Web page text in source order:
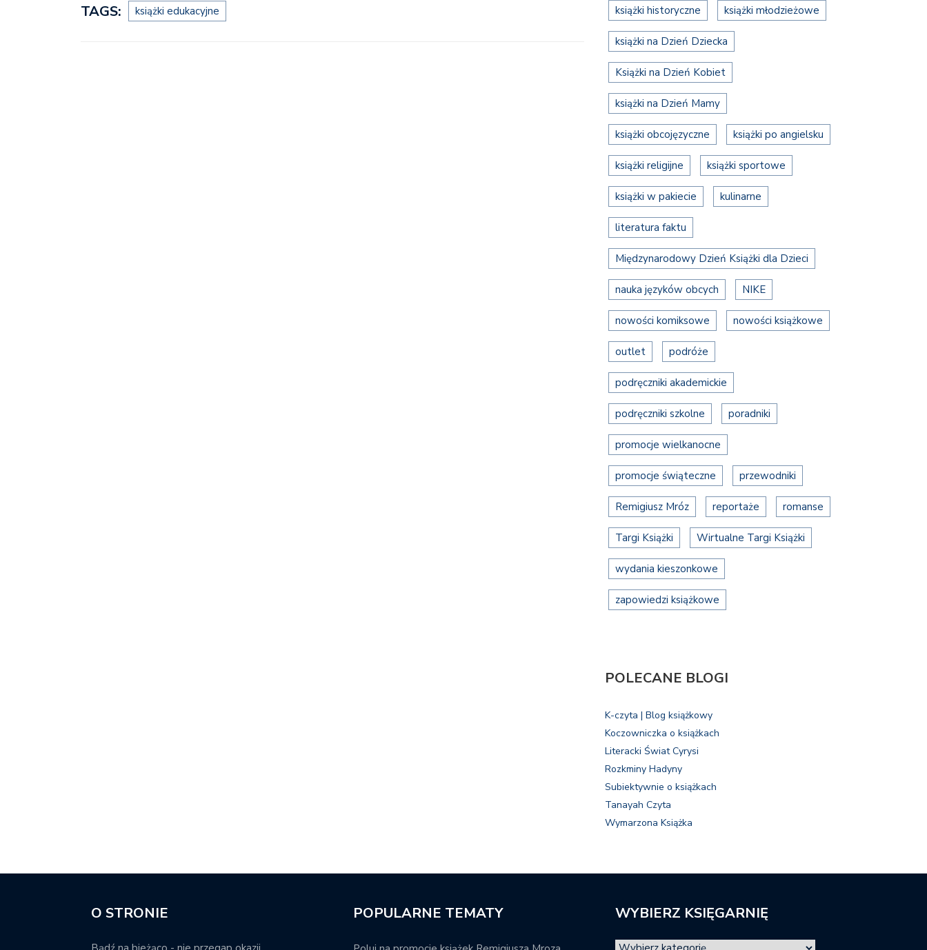
TAGS: książki edukacyjne książki historyczne książki młodzieżowe
książki na Dzień Dziecka
Książki na Dzień Kobiet
książki na Dzień Mamy
książki obcojęzyczne książki po angielsku
książki religijne książki sportowe
książki w pakiecie kulinarne
literatura faktu
Międzynarodowy Dzień Książki dla Dzieci
nauka języków obcych NIKE
nowości komiksowe nowości książkowe
outlet podróże
podręczniki akademickie
podręczniki szkolne poradniki
promocje wielkanocne
promocje świąteczne przewodniki
Remigiusz Mróz reportaże romanse
Targi Książki Wirtualne Targi Książki
wydania kieszonkowe
zapowiedzi książkowe
POLECANE BLOGI
K-czyta | Blog książkowy
Koczowniczka o książkach
Literacki Świat Cyrysi
Rozkminy Hadyny
Subiektywnie o książkach
Tanayah Czyta
Wymarzona Książka
O STRONIE POPULARNE TEMATY WYBIERZ KSIĘGARNIĘ